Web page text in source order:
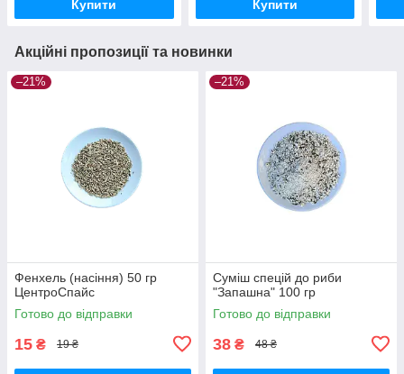
Купити Купити
Акційні пропозиції та новинки
–21%
Фенхель (насіння) 50 гр
ЦентроСпайс
Готово до відправки
15 ₴ 19 ₴
–21%
Суміш спецій до риби
"Запашна" 100 гр
Готово до відправки
38 ₴ 48 ₴